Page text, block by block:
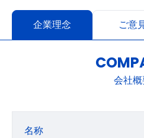
企業理念 ご意
会社
名称